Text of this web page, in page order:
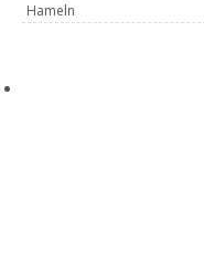
Hameln